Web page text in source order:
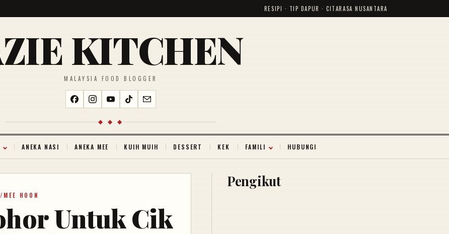
RESIPI · TIP DAPUR · CITARASA NUSANTARA
KITCHEN
MALAYSIA FOOD BLOGGER
◆ ◆ ◆
ANEKA NASI ANEKA MEE KUIH MUIH DESSERT KEK FAMILI HUBUNGI
MEE HOON
Untuk Cik
Pengikut